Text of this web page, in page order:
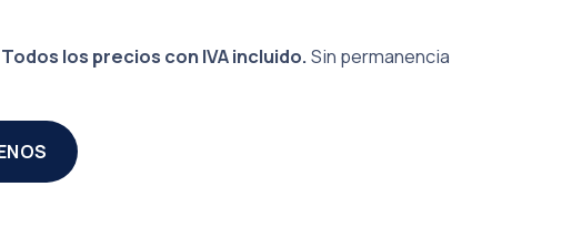
Todos los precios con IVA incluido. Sin permanencia